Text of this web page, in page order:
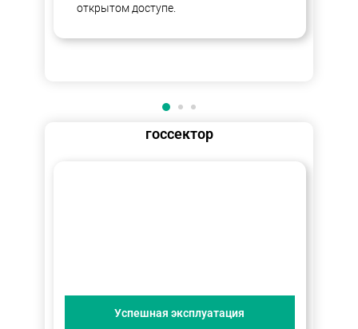
открытом доступе.
госсектор
Успешная эксплуатация